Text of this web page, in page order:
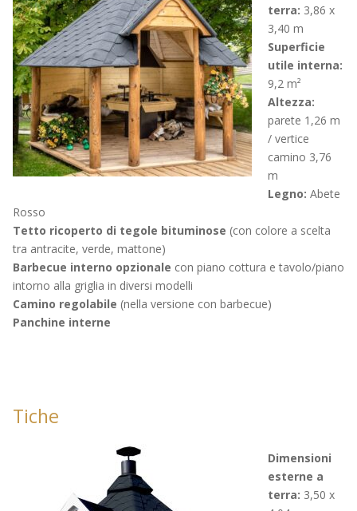
terra: 3,86 x
3,40 m
Superficie
utile interna:
9,2 m²
Altezza:
parete 1,26 m
/ vertice
camino 3,76
m
Legno: Abete
Rosso
Tetto ricoperto di tegole bituminose (con colore a scelta
tra antracite, verde, mattone)
Barbecue interno opzionale con piano cottura e tavolo/piano
intorno alla griglia in diversi modelli
Camino regolabile (nella versione con barbecue)
Panchine interne
Tiche
Dimensioni
esterne a
terra: 3,50 x